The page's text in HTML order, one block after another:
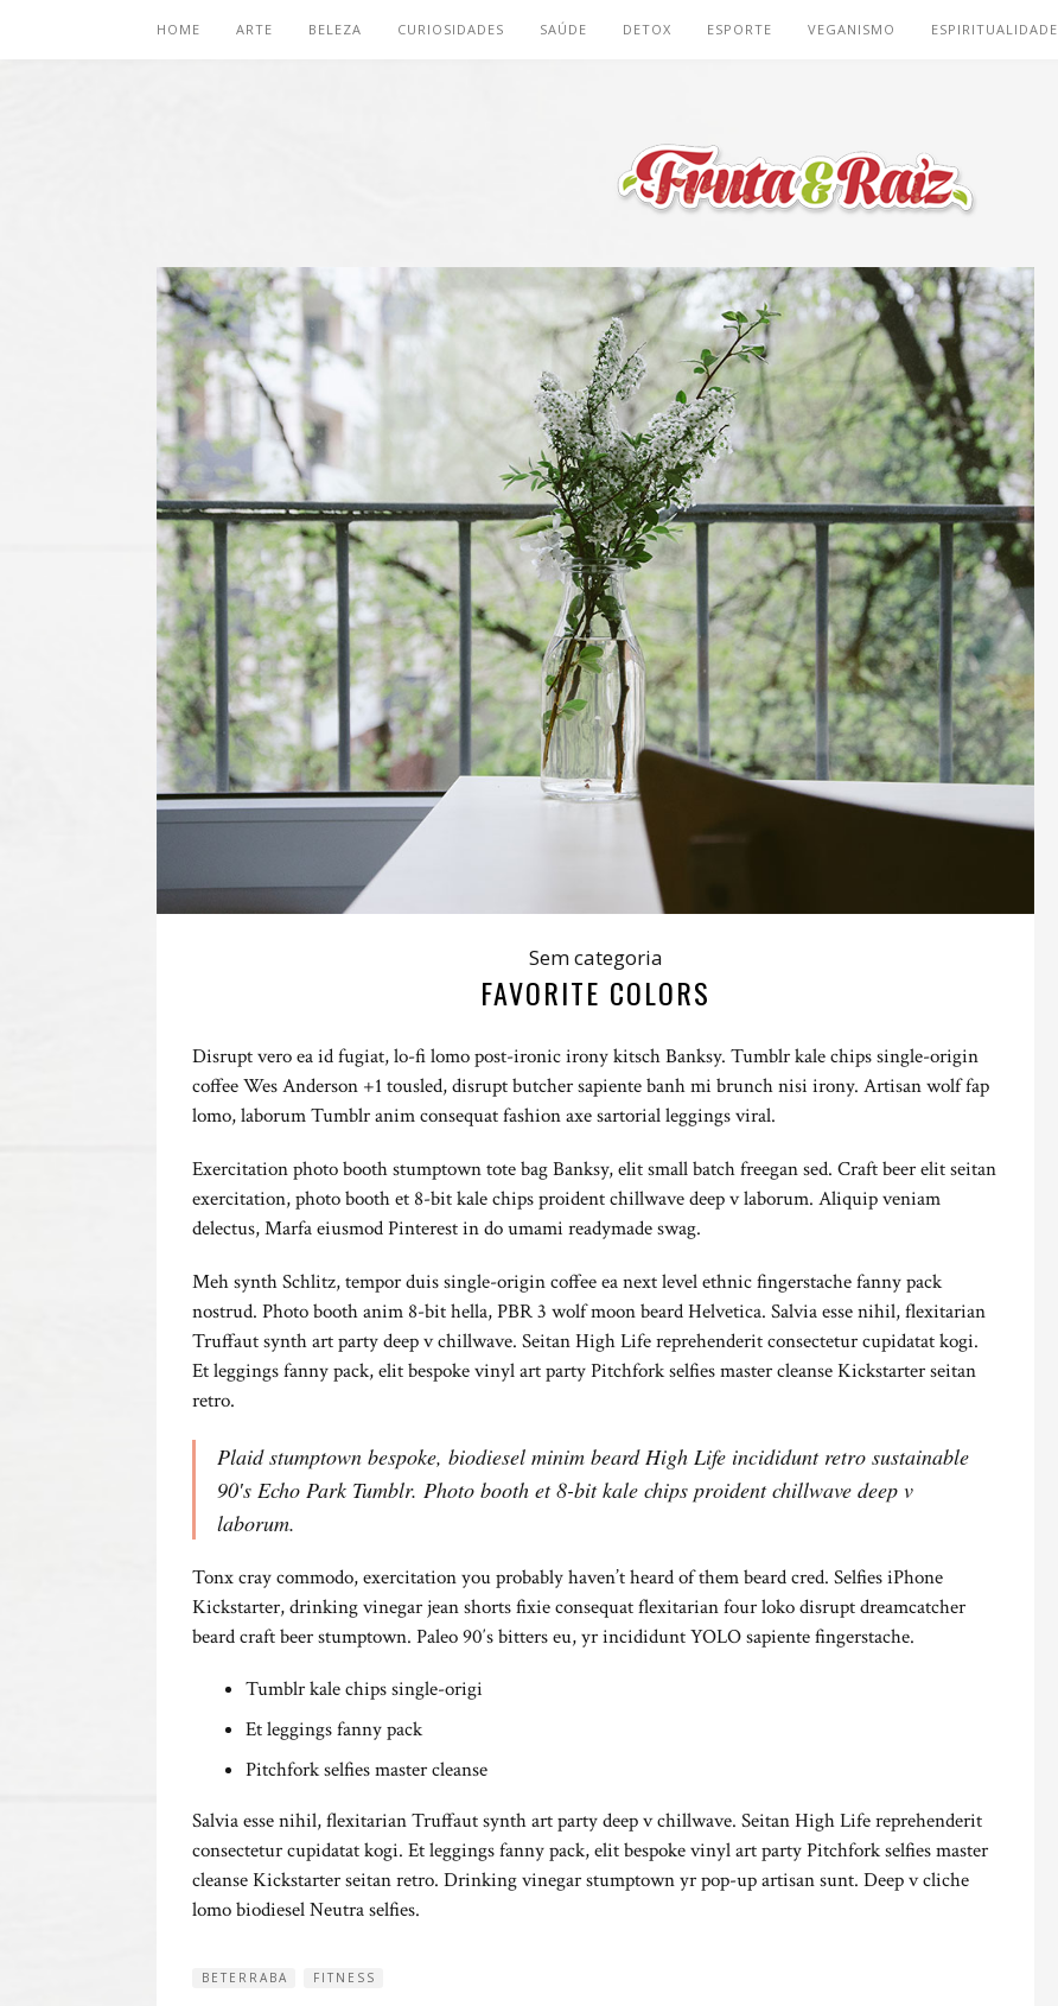
HOME ARTE BELEZA CURIOSIDADES SAÚDE DETOX ESPORTE VEGANISMO ESPIRITUALIDADE
Sem categoria
FAVORITE COLORS
Disrupt vero ea id fugiat, lo-fi lomo post-ironic irony kitsch Banksy. Tumblr kale chips single-origin
coffee Wes Anderson +1 tousled, disrupt butcher sapiente banh mi brunch nisi irony. Artisan wolf fap
lomo, laborum Tumblr anim consequat fashion axe sartorial leggings viral.
Exercitation photo booth stumptown tote bag Banksy, elit small batch freegan sed. Craft beer elit seitan
exercitation, photo booth et 8-bit kale chips proident chillwave deep v laborum. Aliquip veniam
delectus, Marfa eiusmod Pinterest in do umami readymade swag.
Meh synth Schlitz, tempor duis single-origin coffee ea next level ethnic fingerstache fanny pack
nostrud. Photo booth anim 8-bit hella, PBR 3 wolf moon beard Helvetica. Salvia esse nihil, flexitarian
Truffaut synth art party deep v chillwave. Seitan High Life reprehenderit consectetur cupidatat kogi.
Et leggings fanny pack, elit bespoke vinyl art party Pitchfork selfies master cleanse Kickstarter seitan
retro.
Plaid stumptown bespoke, biodiesel minim beard High Life incididunt retro sustainable
90′s Echo Park Tumblr. Photo booth et 8-bit kale chips proident chillwave deep v
laborum.
Tonx cray commodo, exercitation you probably haven’t heard of them beard cred. Selfies iPhone
Kickstarter, drinking vinegar jean shorts fixie consequat flexitarian four loko disrupt dreamcatcher
beard craft beer stumptown. Paleo 90′s bitters eu, yr incididunt YOLO sapiente fingerstache.
Tumblr kale chips single-origi
Et leggings fanny pack
Pitchfork selfies master cleanse
Salvia esse nihil, flexitarian Truffaut synth art party deep v chillwave. Seitan High Life reprehenderit
consectetur cupidatat kogi. Et leggings fanny pack, elit bespoke vinyl art party Pitchfork selfies master
cleanse Kickstarter seitan retro. Drinking vinegar stumptown yr pop-up artisan sunt. Deep v cliche
lomo biodiesel Neutra selfies.
BETERRABA FITNESS